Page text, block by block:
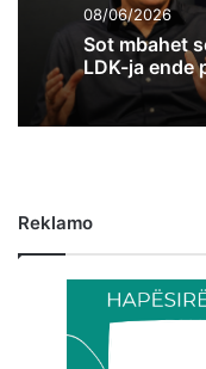
08/06/2026
Sot mbahet
LDK-ja ende
Reklamo